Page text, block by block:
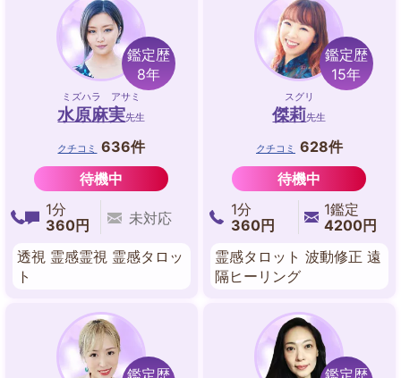
鑑定歴
8年
ミズハラ アサミ
水原麻実先生
クチコミ
636件
待機中
1分
360円
未対応
透視 霊感霊視 霊感タロッ
ト
鑑定歴
15年
スグリ
傑莉先生
クチコミ 628件
待機中
1分
360円
1鑑定
4200円
霊感タロット 波動修正 遠
隔ヒーリング